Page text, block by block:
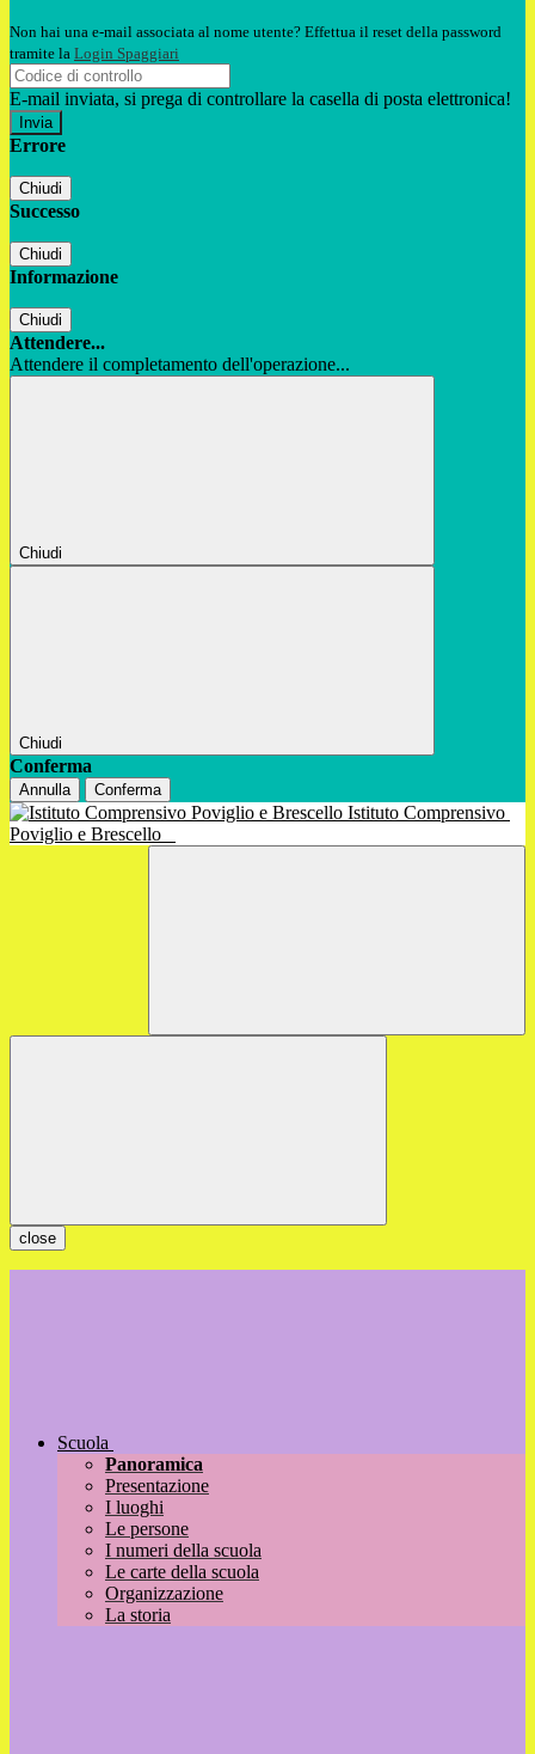
Non hai una e-mail associata al nome utente? Effettua il reset della password
tramite la Login Spaggiari
E-mail inviata, si prega di controllare la casella di posta elettronica!
Errore
Chiudi
Successo
Chiudi
Informazione
Chiudi
Attendere...
Attendere il completamento dell'operazione...
Chiudi
Chiudi
Conferma
Annulla Conferma
Istituto Comprensivo
Poviglio e Brescello
close
Scuola
Panoramica
Presentazione
I luoghi
Le persone
I numeri della scuola
Le carte della scuola
Organizzazione
La storia